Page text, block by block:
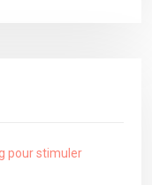
pour stimuler